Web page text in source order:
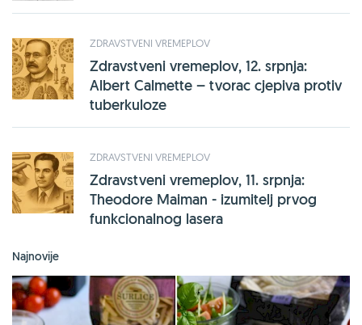
ZDRAVSTVENI VREMEPLOV
Zdravstveni vremeplov, 12. srpnja:
Albert Calmette – tvorac cjepiva protiv
tuberkuloze
ZDRAVSTVENI VREMEPLOV
Zdravstveni vremeplov, 11. srpnja:
Theodore Maiman - izumitelj prvog
funkcionalnog lasera
Najnovije